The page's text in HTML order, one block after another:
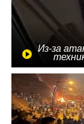
Из-за